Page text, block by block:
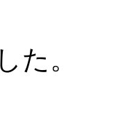
た。